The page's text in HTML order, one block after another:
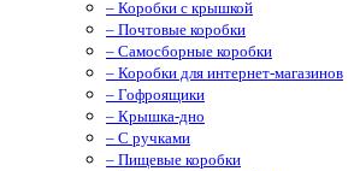
– Коробки с крышкой
– Почтовые коробки
– Самосборные коробки
– Коробки для интернет-магазинов
– Гофроящики
– Крышка-дно
– С ручками
– Пищевые коробки